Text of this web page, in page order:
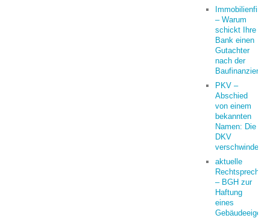
– Warum
schickt Ihre
Bank einen
Gutachter
nach der
PKV –
Abschied
von einem
bekannten
Namen: Die
DKV
verschwindet
aktuelle
– BGH zur
Haftung
eines